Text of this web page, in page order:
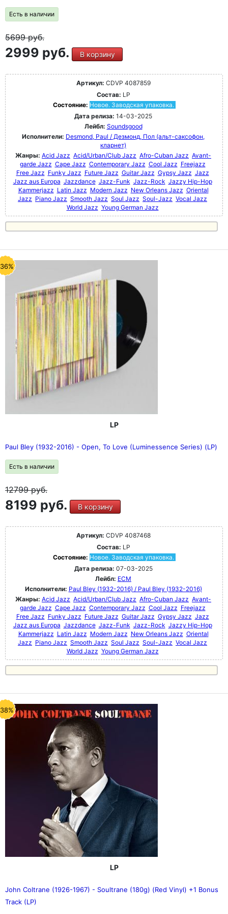
Есть в наличии
5699руб.
2999 руб. В корзину
Артикул: CDVP 4087859
Состав: LP
Состояние: Новое. Заводская упаковка.
Дата релиза: 14-03-2025
Лейбл: Soundsgood
Исполнители: Desmond, Paul / Дезмонд, Пол (альт-саксофон,
кларнет)
Жанры: Acid Jazz Acid/Urban/Club Jazz Afro-Cuban Jazz Avant-
garde Jazz Cape Jazz Contemporary Jazz Cool Jazz Freejazz
Free Jazz Funky Jazz Future Jazz Guitar Jazz Gypsy Jazz Jazz
Jazz aus Europa Jazzdance Jazz-Funk Jazz-Rock Jazzy Hip-Hop
Kammerjazz Latin Jazz Modern Jazz New Orleans Jazz Oriental
Jazz Piano Jazz Smooth Jazz Soul Jazz Soul-Jazz Vocal Jazz
World Jazz Young German Jazz
LP
Paul Bley (1932-2016) - Open, To Love (Luminessence Series) (LP)
Есть в наличии
12799руб.
8199 руб. В корзину
Артикул: CDVP 4087468
Состав: LP
Состояние: Новое. Заводская упаковка.
Дата релиза: 07-03-2025
Лейбл: ECM
Исполнители: Paul Bley (1932-2016) / Paul Bley (1932-2016)
Жанры: Acid Jazz Acid/Urban/Club Jazz Afro-Cuban Jazz Avant-
garde Jazz Cape Jazz Contemporary Jazz Cool Jazz Freejazz
Free Jazz Funky Jazz Future Jazz Guitar Jazz Gypsy Jazz Jazz
Jazz aus Europa Jazzdance Jazz-Funk Jazz-Rock Jazzy Hip-Hop
Kammerjazz Latin Jazz Modern Jazz New Orleans Jazz Oriental
Jazz Piano Jazz Smooth Jazz Soul Jazz Soul-Jazz Vocal Jazz
World Jazz Young German Jazz
LP
John Coltrane (1926-1967) - Soultrane (180g) (Red Vinyl) +1 Bonus
Track (LP)